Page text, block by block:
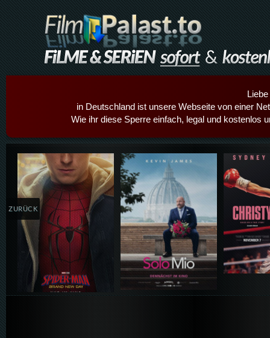
in Deutschland ist unsere Webseite von einer
Wie ihr diese Sperre einfach, legal und kostenlos
Details,Play Details,Play
ZURÜCK